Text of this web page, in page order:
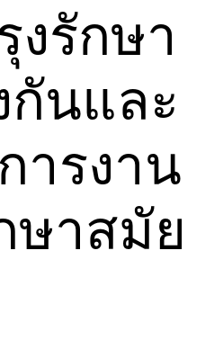
งรักษา
กันและ
ารงาน
ษาสมัย